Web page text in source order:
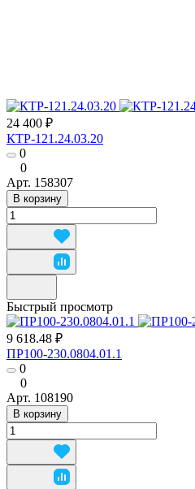
24 400 ₽
КТР-121.24.03.20
0
0
Арт. 158307
В корзину
Быстрый просмотр
9 618.48 ₽
ПР100-230.0804.01.1
0
0
Арт. 108190
В корзину